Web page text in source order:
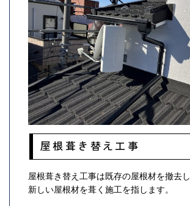
屋根葺き替え工事
屋根葺き替え工事は既存の屋根材を撤去し
新しい屋根材を葺く施工を指します。